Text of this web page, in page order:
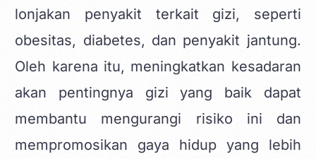
lonjakan penyakit terkait gizi, seperti
obesitas, diabetes, dan penyakit jantung.
Oleh karena itu, meningkatkan kesadaran
akan pentingnya gizi yang baik dapat
membantu mengurangi risiko ini dan
mempromosikan gaya hidup yang lebih